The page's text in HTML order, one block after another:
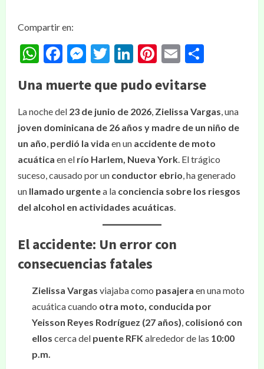
Compartir en:
WhatsApp
Facebook
Messenger
Twitter
LinkedIn
Pinterest
Email
Una muerte que pudo evitarse
La noche del 23 de junio de 2026, Zielissa Vargas, una
joven dominicana de 26 años y madre de un niño de
un año, perdió la vida en un accidente de moto
acuática en el río Harlem, Nueva York. El trágico
suceso, causado por un conductor ebrio, ha generado
un llamado urgentea la conciencia sobre los riesgos
del alcohol en actividades acuáticas.
El accidente: Un error con
consecuencias fatales
Zielissa Vargas viajaba como pasajera en una moto
acuática cuando otra moto, conducida por
Yeisson Reyes Rodríguez (27 años), colisionó con
ellos cerca del puente RFK alrededor de las 10:00
p.m.